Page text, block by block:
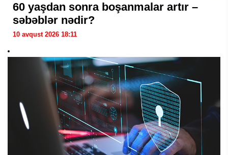
60 yaşdan sonra boşanmalar artır –
səbəblər nədir?
10 avqust 2026 18:11